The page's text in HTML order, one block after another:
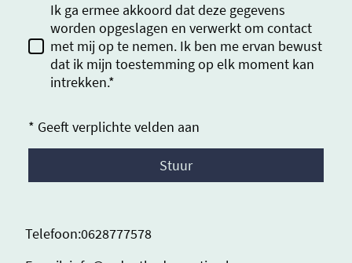
Ik ga ermee akkoord dat deze gegevens
worden opgeslagen en verwerkt om contact
met mij op te nemen. Ik ben me ervan bewust
dat ik mijn toestemming op elk moment kan
intrekken.*
* Geeft verplichte velden aan
Stuur
Telefoon:0628777578